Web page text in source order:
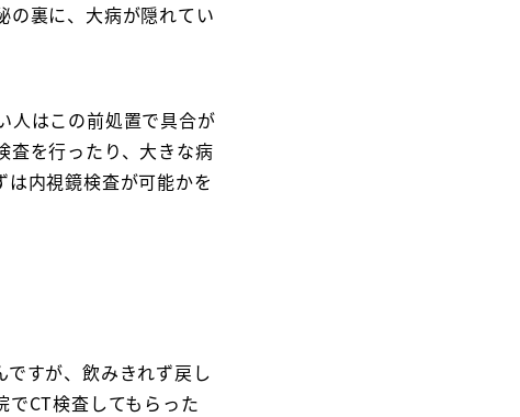
の裏に、大病が隠れてい
人はこの前処置で具合が
査を行ったり、大きな病
内視鏡検査が可能かを
すが、飲みきれず戻し
CT検査してもらった